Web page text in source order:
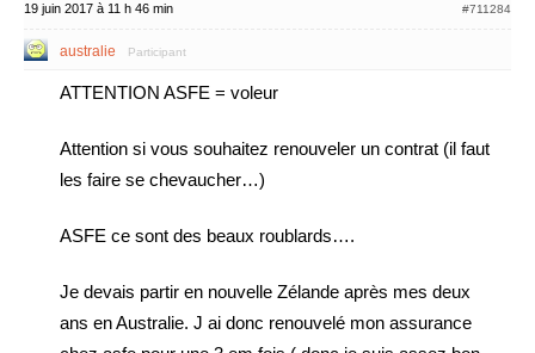
19 juin 2017 à 11 h 46 min #711284
australie Participant
ATTENTION ASFE = voleur
Attention si vous souhaitez renouveler un contrat (il faut
les faire se chevaucher…)
ASFE ce sont des beaux roublards….
Je devais partir en nouvelle Zélande après mes deux
ans en Australie. J ai donc renouvelé mon assurance